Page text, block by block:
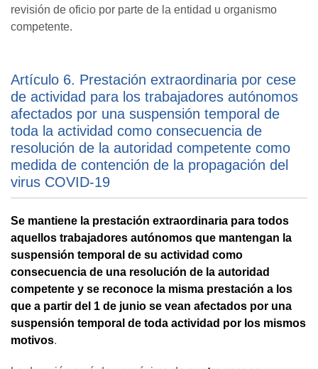
revisión de oficio por parte de la entidad u organismo
competente.
Artículo 6. Prestación extraordinaria por cese
de actividad para los trabajadores autónomos
afectados por una suspensión temporal de
toda la actividad como consecuencia de
resolución de la autoridad competente como
medida de contención de la propagación del
virus COVID-19
Se mantiene la prestación extraordinaria para todos
aquellos trabajadores autónomos que mantengan la
suspensión temporal de su actividad como
consecuencia de una resolución de la autoridad
competente y se reconoce la misma prestación a los
que a partir del 1 de junio se vean afectados por una
suspensión temporal de toda actividad por los mismos
motivos.